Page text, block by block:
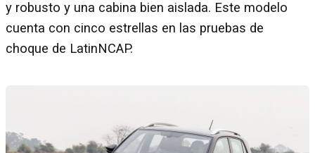
y robusto y una cabina bien aislada. Este modelo
cuenta con cinco estrellas en las pruebas de
choque de LatinNCAP.